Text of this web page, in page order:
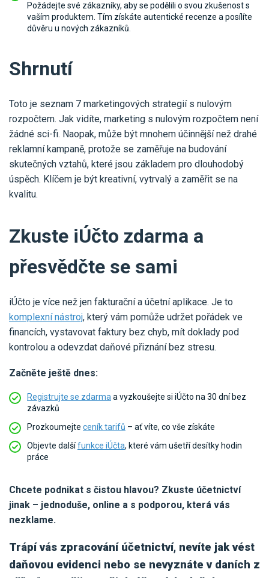
Požádejte své zákazníky, aby se podělili o svou zkušenost s
vaším produktem. Tím získáte autentické recenze a posílíte
důvěru u nových zákazníků.
Shrnutí
Toto je seznam 7 marketingových strategií s nulovým
rozpočtem. Jak vidíte, marketing s nulovým rozpočtem není
žádné sci-fi. Naopak, může být mnohem účinnější než drahé
reklamní kampaně, protože se zaměřuje na budování
skutečných vztahů, které jsou základem pro dlouhodobý
úspěch. Klíčem je být kreativní, vytrvalý a zaměřit se na
kvalitu.
Zkuste iÚčto zdarma a
přesvědčte se sami
iÚčto je více než jen fakturační a účetní aplikace. Je to
komplexní nástroj, který vám pomůže udržet pořádek ve
financích, vystavovat faktury bez chyb, mít doklady pod
kontrolou a odevzdat daňové přiznání bez stresu.
Začněte ještě dnes:
Registrujte se zdarma a vyzkoušejte si iÚčto na 30 dní bez
závazků
Prozkoumejte ceník tarifů – ať víte, co vše získáte
Objevte dalšífunkce iÚčta, které vám ušetří desítky hodin
práce
Chcete podnikat s čistou hlavou? Zkuste účetnictví
jinak – jednoduše, online a s podporou, která vás
nezklame.
Trápí vás zpracování účetnictví, nevíte jak vést
daňovou evidenci nebo se nevyznáte v daních z